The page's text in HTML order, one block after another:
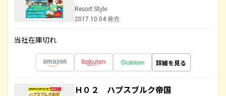
Resort Style
2017.10.04 発売
当社在庫切れ
詳細を見る
Ｈ０２ ハプスブルク帝国